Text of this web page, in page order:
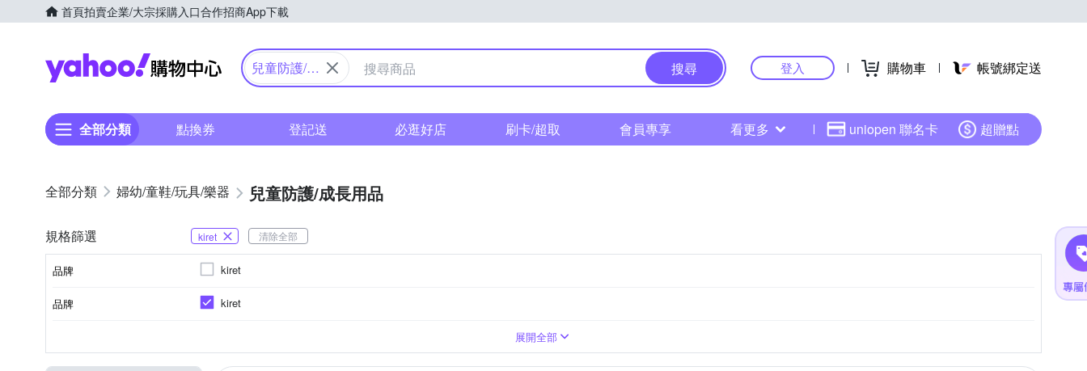
首頁拍賣企業/大宗採購入口合作招商App下載
Yahoo購物中心
兒童防護/成
搜尋 登入 購物車 帳號綁定送
全部分類 點換券 登記送 必逛好店 刷卡/超取 會員專享 看更多 uniopen 聯名卡 超贈點
婦幼/童鞋/玩具/樂器 兒童防護/成長用品
規格篩選 kiret 清除全部
品牌 kiret
品牌 kiret
嬰幼兒防撞桌角
10個月~12個月
展開全部